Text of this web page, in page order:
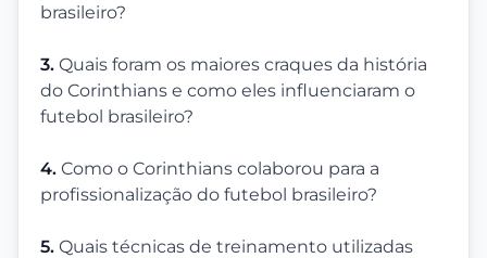
brasileiro?
3. Quais foram os maiores craques da história
do Corinthians e como eles influenciaram o
futebol brasileiro?
4. Como o Corinthians colaborou para a
profissionalização do futebol brasileiro?
5. Quais técnicas de treinamento utilizadas